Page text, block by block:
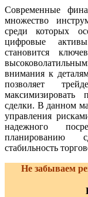
Современные
множество
среди которых
цифровые
становится
внимания к
позволяет
максимизировать
сделки. В данном
управления
надежного
планированию
стабильность
Не забываем